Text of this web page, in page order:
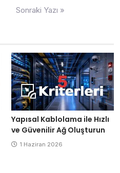
Sonraki Yazı »
Yapısal Kablolama ile Hızlı
ve Güvenilir Ağ Oluşturun
1 Haziran 2026